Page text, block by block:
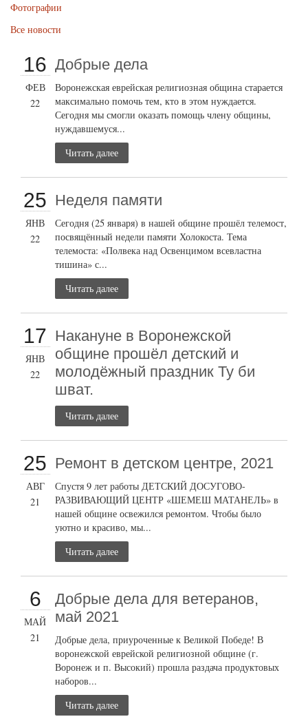
Фотографии
Все новости
16
ФЕВ
22
Добрые дела
Воронежская еврейская религиозная община старается
максимально помочь тем, кто в этом нуждается.
Сегодня мы смогли оказать помощь члену общины,
нуждавшемуся...
Читать далее
25
ЯНВ
22
Неделя памяти
Сегодня (25 января) в нашей общине прошёл телемост,
посвящённый недели памяти Холокоста. Тема
телемоста: «Полвека над Освенцимом всевластна
тишина» с...
Читать далее
17
ЯНВ
22
Накануне в Воронежской
общине прошёл детский и
молодёжный праздник Ту би
шват.
Читать далее
25
АВГ
21
Ремонт в детском центре, 2021
Спустя 9 лет работы ДЕТСКИЙ ДОСУГОВО-
РАЗВИВАЮЩИЙ ЦЕНТР «ШЕМЕШ МАТАНЕЛЬ» в
нашей общине освежился ремонтом. Чтобы было
уютно и красиво, мы...
Читать далее
6
МАЙ
21
Добрые дела для ветеранов,
май 2021
Добрые дела, приуроченные к Великой Победе! В
воронежской еврейской религиозной общине (г.
Воронеж и п. Высокий) прошла раздача продуктовых
наборов...
Читать далее